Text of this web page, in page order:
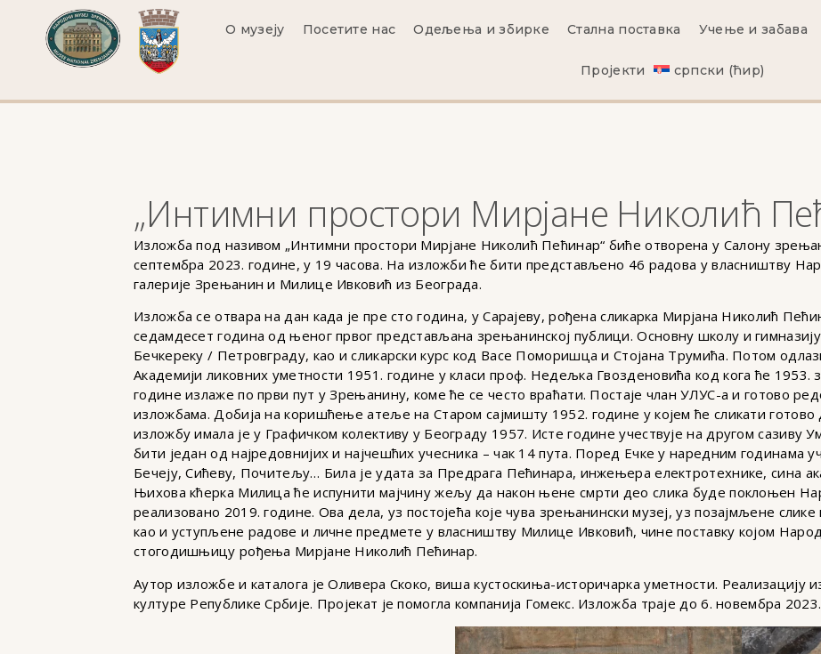
О музеју Посетите нас Одељења и збирке Стална поставка Учење и забава
Пројекти српски (ћир)
„Интимни простори Мирјане Николић
Изложба под називом „Интимни простори Мирјане Николић Пећинар“ биће отворена у Салону
септембра 2023. године, у 19 часова. На изложби ће бити представљено 46 радова у власништву
галерије Зрењанин и Милице Ивковић из Београда.
Изложба се отвара на дан када је пре сто година, у Сарајеву, рођена сликарка Мирјана Николић
седамдесет година од њеног првог представљана зрењанинској публици. Основну школу и
Бечкереку / Петровграду, као и сликарски курс код Васе Поморишца и Стојана Трумића. Потом
Академији ликовних уметности 1951. године у класи проф. Недељка Гвозденовића код кога ће 1953.
године излаже по први пут у Зрењанину, коме ће се често враћати. Постаје члан УЛУС-а и готово
изложбама. Добија на коришћење атеље на Старом сајмишту 1952. године у којем ће сликати
изложбу имала је у Графичком колективу у Београду 1957. Исте године учествује на другом сазиву
бити један од најредовнијих и најчешћих учесника – чак 14 пута. Поред Ечке у наредним годинама
Бечеју, Сићеву, Почитељу… Била је удата за Предрага Пећинара, инжењера електротехнике, сина
Њихова кћерка Милица ће испунити мајчину жељу да након њене смрти део слика буде поклоњен
реализовано 2019. године. Ова дела, уз постојећа које чува зрењанински музеј, уз позајмљене
као и уступљене радове и личне предмете у власништву Милице Ивковић, чине поставку којом
стогодишњицу рођења Мирјане Николић Пећинар.
Аутор изложбе и каталога је Оливера Скоко, виша кустоскиња-историчарка уметности. Реализацију
културе Републике Србије. Пројекат је помогла компанија Гомекс. Изложба траје до 6. новембра